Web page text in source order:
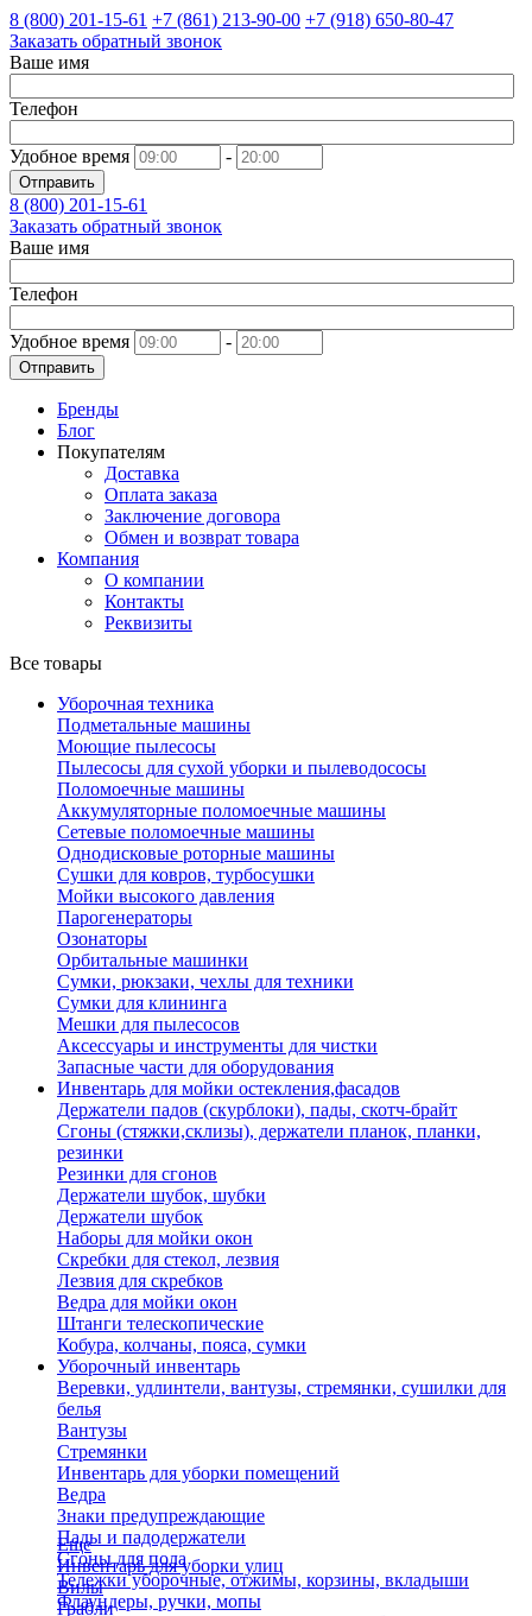
8 (800) 201-15-61 +7 (861) 213-90-00 +7 (918) 650-80-47
Заказать обратный звонок
Ваше имя
Телефон
Удобное время -
Отправить
8 (800) 201-15-61
Заказать обратный звонок
Ваше имя
Телефон
Удобное время -
Отправить
Бренды
Блог
Покупателям
Доставка
Оплата заказа
Заключение договора
Обмен и возврат товара
Компания
О компании
Контакты
Реквизиты
Все товары
Уборочная техника
Подметальные машины
Моющие пылесосы
Пылесосы для сухой уборки и пылеводососы
Поломоечные машины
Аккумуляторные поломоечные машины
Сетевые поломоечные машины
Однодисковые роторные машины
Сушки для ковров, турбосушки
Мойки высокого давления
Парогенераторы
Озонаторы
Орбитальные машинки
Сумки, рюкзаки, чехлы для техники
Сумки для клининга
Мешки для пылесосов
Аксессуары и инструменты для чистки
Запасные части для оборудования
Инвентарь для мойки остекления,фасадов
Держатели падов (скурблоки), пады, скотч-брайт
Сгоны (стяжки,склизы), держатели планок, планки,
резинки
Резинки для сгонов
Держатели шубок, шубки
Держатели шубок
Наборы для мойки окон
Скребки для стекол, лезвия
Лезвия для скребков
Ведра для мойки окон
Штанги телескопические
Кобура, колчаны, пояса, сумки
Уборочный инвентарь
Веревки, удлинтели, вантузы, стремянки, сушилки для
белья
Вантузы
Стремянки
Инвентарь для уборки помещений
Ведра
Знаки предупреждающие
Пады и падодержатели
Сгоны для пола
Тележки уборочные, отжимы, корзины, вкладыши
Флаундеры, ручки, мопы
Еще
Инвентарь для уборки улиц
Вилы
Грабли